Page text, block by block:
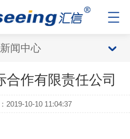
新闻中心
合作有限责任公司
2019-10-10 11:04:37